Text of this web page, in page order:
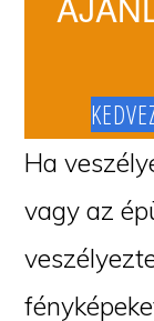
Ha
vagy az